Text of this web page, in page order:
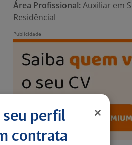
Área Profissional: Auxiliar em
Residêncial
seu perfil
contrata